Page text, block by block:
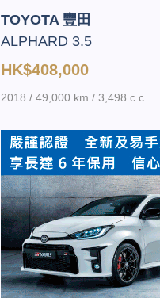
TOYOTA 豐田
ALPHARD 3.5
HK$408,000
2018 / 49,000 km / 3,498 c.c.